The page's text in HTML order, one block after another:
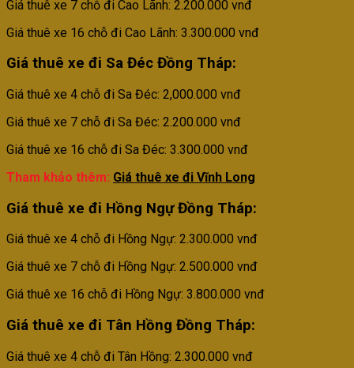
Giá thuê xe 7 chỗ đi Cao Lãnh: 2.200.000 vnđ
Giá thuê xe 16 chỗ đi Cao Lãnh: 3.300.000 vnđ
Giá thuê xe đi Sa Đéc Đồng Tháp:
Giá thuê xe 4 chỗ đi Sa Đéc: 2,000.000 vnđ
Giá thuê xe 7 chỗ đi Sa Đéc: 2.200.000 vnđ
Giá thuê xe 16 chỗ đi Sa Đéc: 3.300.000 vnđ
Tham khảo thêm: Giá thuê xe đi Vĩnh Long
Giá thuê xe đi Hồng NgựĐồng Tháp:
Giá thuê xe 4 chỗ đi Hồng Ngự: 2.300.000 vnđ
Giá thuê xe 7 chỗ đi Hồng Ngự: 2.500.000 vnđ
Giá thuê xe 16 chỗ đi Hồng Ngự: 3.800.000 vnđ
Giá thuê xe đi Tân Hồng Đồng Tháp:
Giá thuê xe 4 chỗ đi Tân Hồng: 2.300.000 vnđ